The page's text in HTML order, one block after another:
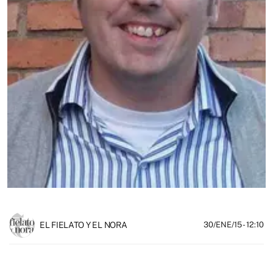
EL FIELATO Y EL NORA 30/ENE/15- 12:10